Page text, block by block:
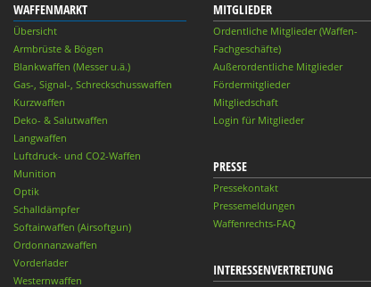
WAFFENMARKT
Übersicht
Armbrüste & Bögen
Blankwaffen (Messer u.ä.)
Gas-, Signal-, Schreckschusswaffen
Kurzwaffen
Deko- & Salutwaffen
Langwaffen
Luftdruck- und CO2-Waffen
Munition
Optik
Schalldämpfer
Softairwaffen (Airsoftgun)
Ordonnanzwaffen
Vorderlader
Westernwaffen
MITGLIEDER
Ordentliche Mitglieder (Waffen-
Fachgeschäfte)
Außerordentliche Mitglieder
Fördermitglieder
Mitgliedschaft
Login für Mitglieder
PRESSE
Pressekontakt
Pressemeldungen
Waffenrechts-FAQ
INTERESSENVERTRETUNG